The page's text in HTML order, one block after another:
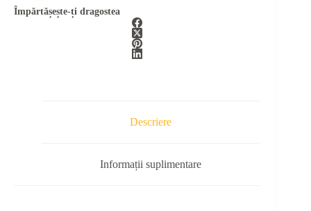
Împărtășește-ți dragostea
Descriere
Informații suplimentare